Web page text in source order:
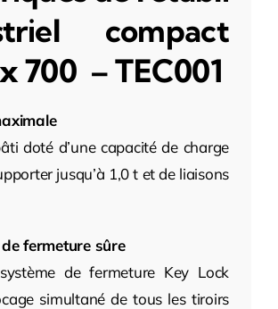
compact
700 – TEC001
doté d’une capacité de charge
jusqu’à 1,0 t et de liaisons
fermeture sûre
de fermeture Key Lock
simultané de tous les tiroirs